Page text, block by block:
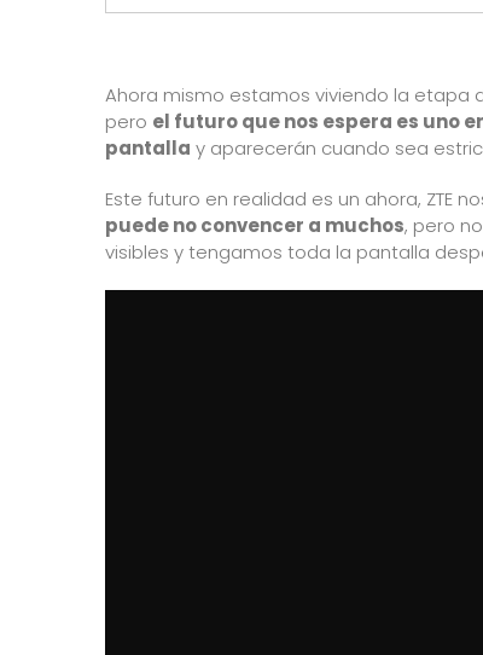
Ahora mismo estamos viviendo la etapa
pero el futuro que nos espera es uno
pantalla y aparecerán cuando sea
Este futuro en realidad es un ahora, ZTE
puede no convencer a muchos, pero
visibles y tengamos toda la pantalla